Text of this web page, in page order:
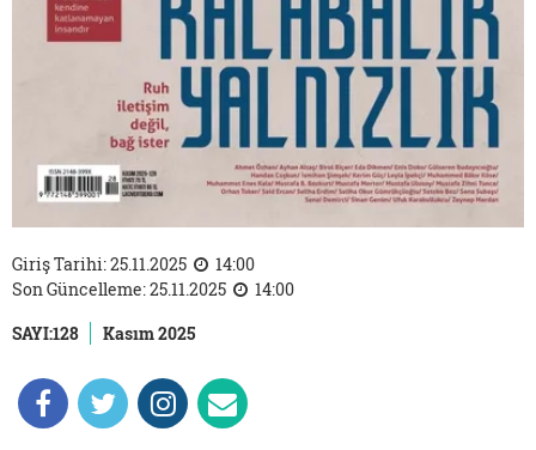
Giriş Tarihi: 25.11.2025
14:00
Son Güncelleme: 25.11.2025
14:00
SAYI:128
Kasım 2025